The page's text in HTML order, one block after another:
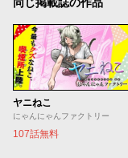
ヤニねこ
にゃんにゃんファクトリー
107話無料